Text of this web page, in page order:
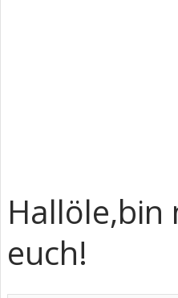
Hallöle,bin
euch!